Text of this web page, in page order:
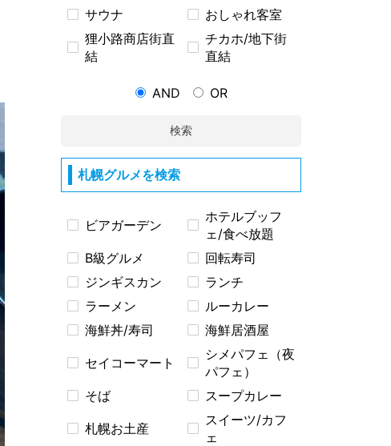
サウナ
おしゃれ客室
狸小路商店街直
結
チカホ/地下街
直結
AND OR
検索
札幌グルメを検索
ビアガーデン
ホテルブッフ
ェ/食べ放題
B級グルメ
回転寿司
ジンギスカン
ランチ
ラーメン
ルーカレー
海鮮丼/寿司
海鮮居酒屋
セイコーマート
シメパフェ（夜
パフェ）
そば
スープカレー
札幌お土産
スイーツ/カフ
ェ